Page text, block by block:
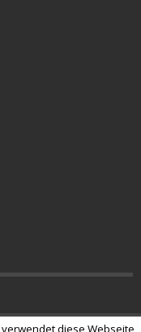
diese Webseite